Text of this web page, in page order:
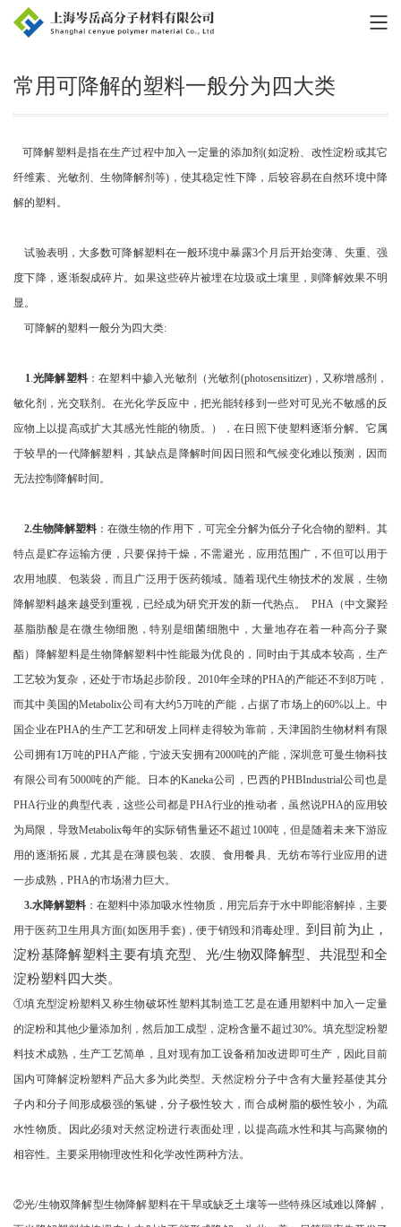
首页 > 新闻动态>产品新闻>
常用可降解的塑料一般分为四大类
可降解塑料是指在生产过程中加入一定量的添加剂(如淀粉、改性淀粉或其它
纤维素、光敏剂、生物降解剂等)，使其稳定性下降，后较容易在自然环境中降
解的塑料。
试验表明，大多数可降解塑料在一般环境中暴露3个月后开始变薄、失重、强
度下降，逐渐裂成碎片。如果这些碎片被埋在垃圾或土壤里，则降解效果不明
显。
可降解的塑料一般分为四大类:
1.光降解塑料：在塑料中掺入光敏剂（光敏剂(photosensitizer)，又称增感剂，
敏化剂，光交联剂。在光化学反应中，把光能转移到一些对可见光不敏感的反
应物上以提高或扩大其感光性能的物质。），在日照下使塑料逐渐分解。它属
于较早的一代降解塑料，其缺点是降解时间因日照和气候变化难以预测，因而
无法控制降解时间。
2.生物降解塑料 ：在微生物的作用下，可完全分解为低分子化合物的塑料。其
特点是贮存运输方便，只要保持干燥，不需避光，应用范围广，不但可以用于
农用地膜、包装袋，而且广泛用于医药领域。随着现代生物技术的发展，生物
降解塑料越来越受到重视，已经成为研究开发的新一代热点。 PHA（中文聚羟
基脂肪酸是在微生物细胞，特别是细菌细胞中，大量地存在着一种高分子聚
酯）降解塑料是生物降解塑料中性能最为优良的，同时由于其成本较高，生产
工艺较为复杂，还处于市场起步阶段。2010年全球的PHA的产能还不到8万吨，
而其中美国的Metabolix公司有大约5万吨的产能，占据了市场上的60%以上。中
国企业在PHA的生产工艺和研发上同样走得较为靠前，天津国韵生物材料有限
公司拥有1万吨的PHA产能，宁波天安拥有2000吨的产能，深圳意可曼生物科技
有限公司有5000吨的产能。日本的Kaneka公司，巴西的PHBIndustrial公司也是
PHA行业的典型代表，这些公司都是PHA行业的推动者，虽然说PHA的应用较
为局限，导致Metabolix每年的实际销售量还不超过100吨，但是随着未来下游应
用的逐渐拓展，尤其是在薄膜包装、农膜、食用餐具、无纺布等行业应用的进
一步成熟，PHA的市场潜力巨大。
3.水降解塑料 ：在塑料中添加吸水性物质，用完后弃于水中即能溶解掉，主要
用于医药卫生用具方面(如医用手套)，便于销毁和消毒处理。 到目前为止，
淀粉基降解塑料主要有填充型、光/生物双降解型、共混型和全
淀粉塑料四大类。
①填充型淀粉塑料又称生物破坏性塑料其制造工艺是在通用塑料中加入一定量
的淀粉和其他少量添加剂，然后加工成型，淀粉含量不超过30%。填充型淀粉塑
料技术成熟，生产工艺简单，且对现有加工设备稍加改进即可生产，因此目前
国内可降解淀粉塑料产品大多为此类型。天然淀粉分子中含有大量羟基使其分
子内和分子间形成极强的氢键，分子极性较大，而合成树脂的极性较小，为疏
水性物质。因此必须对天然淀粉进行表面处理，以提高疏水性和其与高聚物的
相容性。主要采用物理改性和化学改性两种方法。
②光/生物双降解型生物降解塑料在干旱或缺乏土壤等一些特殊区域难以降解，